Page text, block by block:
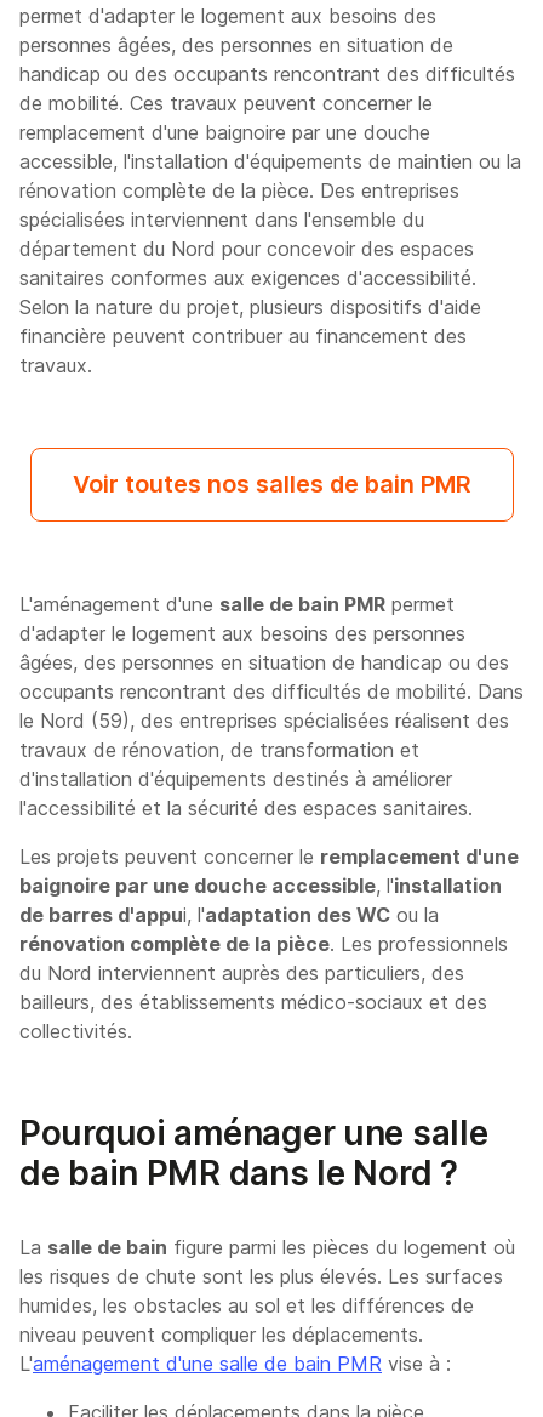
permet d'adapter le logement aux besoins des
personnes âgées, des personnes en situation de
handicap ou des occupants rencontrant des difficultés
de mobilité. Ces travaux peuvent concerner le
remplacement d'une baignoire par une douche
accessible, l'installation d'équipements de maintien ou la
rénovation complète de la pièce. Des entreprises
spécialisées interviennent dans l'ensemble du
département du Nord pour concevoir des espaces
sanitaires conformes aux exigences d'accessibilité.
Selon la nature du projet, plusieurs dispositifs d'aide
financière peuvent contribuer au financement des
travaux.
Voir toutes nos salles de bain PMR
L'aménagement d'une salle de bain PMR permet
d'adapter le logement aux besoins des personnes
âgées, des personnes en situation de handicap ou des
occupants rencontrant des difficultés de mobilité. Dans
le Nord (59), des entreprises spécialisées réalisent des
travaux de rénovation, de transformation et
d'installation d'équipements destinés à améliorer
l'accessibilité et la sécurité des espaces sanitaires.
Les projets peuvent concerner le remplacement d'une
baignoire par une douche accessible, l'installation
de barres d'appui, l'adaptation des WC ou la
rénovation complète de la pièce. Les professionnels
du Nord interviennent auprès des particuliers, des
bailleurs, des établissements médico-sociaux et des
collectivités.
Pourquoi aménager une salle
de bain PMR dans le Nord ?
La salle de bain figure parmi les pièces du logement où
les risques de chute sont les plus élevés. Les surfaces
humides, les obstacles au sol et les différences de
niveau peuvent compliquer les déplacements.
L'aménagement d'une salle de bain PMR vise à :
Faciliter les déplacements dans la pièce.